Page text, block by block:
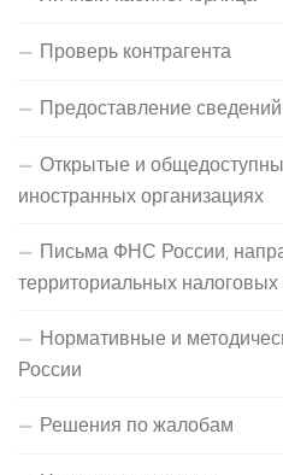
Проверь контрагента
Предоставление
Открытые и
иностранных организациях
Письма ФНС России,
территориальных налоговых
Нормативные и
России
Решения по жалобам